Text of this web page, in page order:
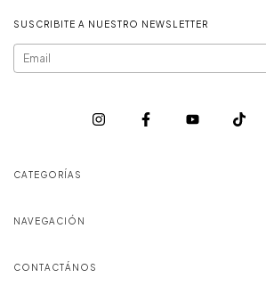
SUSCRIBITE A NUESTRO NEWSLETTER
CATEGORÍAS
NAVEGACIÓN
CONTACTÁNOS